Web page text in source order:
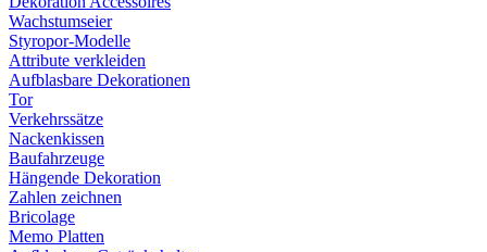
Wachstumseier
Styropor-Modelle
Attribute verkleiden
Aufblasbare Dekorationen
Tor
Verkehrssätze
Nackenkissen
Baufahrzeuge
Hängende Dekoration
Zahlen zeichnen
Bricolage
Memo Platten